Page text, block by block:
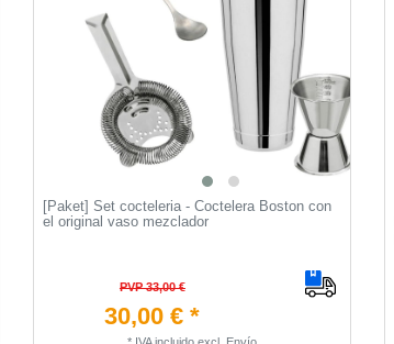
[Paket] Set cocteleria - Coctelera Boston con
el original vaso mezclador
PVP 33,00 €
30,00 € *